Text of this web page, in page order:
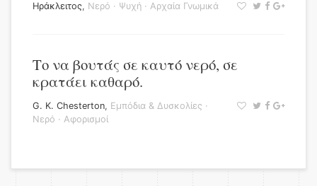
Ηράκλειτος, Νερό · Ψυχή · Αρχαία Γνωμικά
Το να βουτάς σε καυτό νερό, σε
κρατάει καθαρό.
G. K. Chesterton, Εμπόδια & Δυσκολίες ·
Νερό · Αφορισμοί